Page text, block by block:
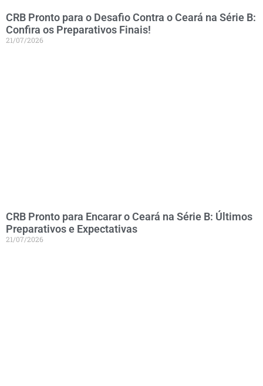
CRB Pronto para o Desafio Contra o Ceará na Série B:
Confira os Preparativos Finais!
21/07/2026
CRB Pronto para Encarar o Ceará na Série B: Últimos
Preparativos e Expectativas
21/07/2026